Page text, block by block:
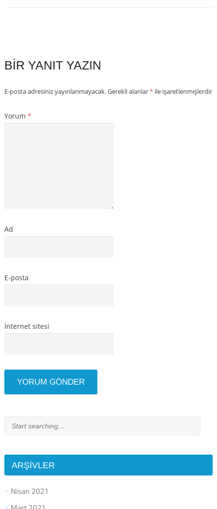
BIR YANIT YAZIN
E-posta adresiniz yayınlanmayacak.Gerekli alanlar*ile işaretlenmişlerdir
Yorum *
Ad
E-posta
İnternet sitesi
ARŞIVLER
Nisan 2021